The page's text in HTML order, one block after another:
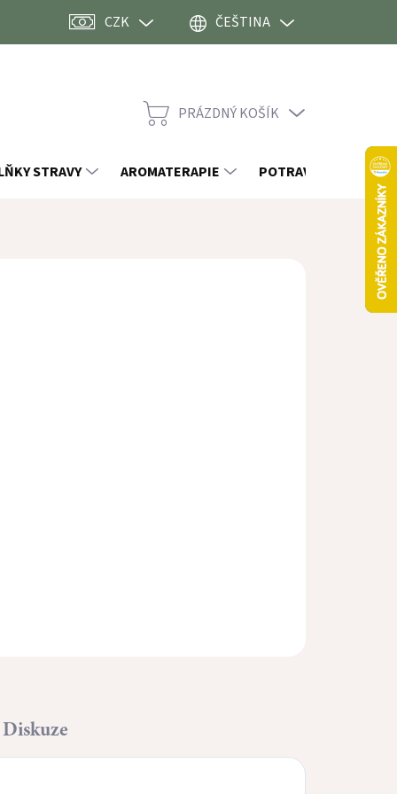
CZK ČEŠTINA
NÁKUPNÍ
PRÁZDNÝ KOŠÍK
STRAVY AROMATERAPIE POTRAVINY
Diskuze